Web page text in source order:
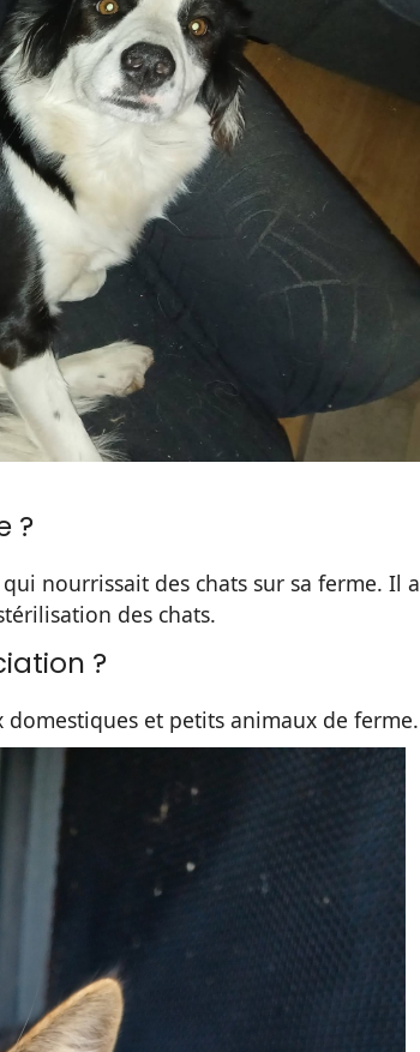
?
nourrissait des chats sur sa ferme. Il a
des chats.
?
et petits animaux de ferme.